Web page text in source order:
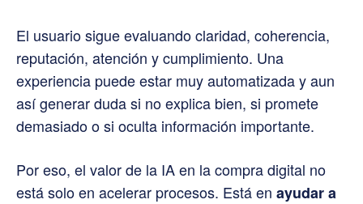
El usuario sigue evaluando claridad, coherencia,
reputación, atención y cumplimiento. Una
experiencia puede estar muy automatizada y aun
así generar duda si no explica bien, si promete
demasiado o si oculta información importante.
Por eso, el valor de la IA en la compra digital no
está solo en acelerar procesos. Está en ayudar a